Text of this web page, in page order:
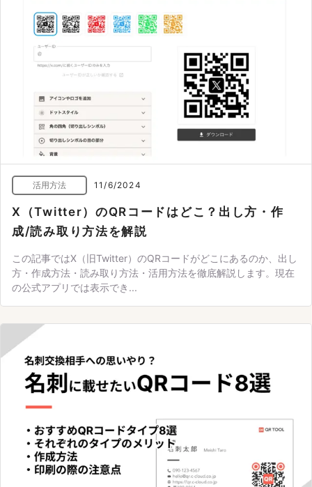
活用方法 11/6/2024
X（Twitter）のQRコードはどこ？出し方・作
成/読み取り方法を解説
この記事ではX（旧Twitter）のQRコードがどこにあるのか、出し
方・作成方法・読み取り方法・活用方法を徹底解説します。現在
の公式アプリでは表示でき...